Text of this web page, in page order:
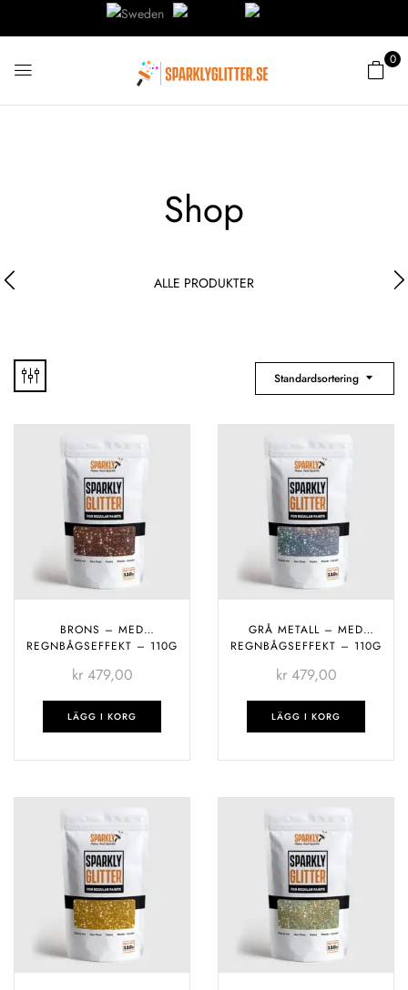
0
Shop
ALLE PRODUKTER
Standardsortering
BRONS – MED
REGNBÅGSEFFEKT – 110G
kr479,00
LÄGG I KORG
GRÅ METALL – MED
REGNBÅGSEFFEKT – 110G
kr479,00
LÄGG I KORG